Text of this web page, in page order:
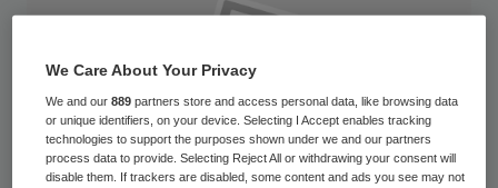
We Care About Your Privacy
We and our889 partners store and access personal data, like browsing data
or unique identifiers, on your device. Selecting I Accept enables tracking
technologies to support the purposes shown under we and our partners
process data to provide. Selecting Reject All or withdrawing your consent will
disable them. If trackers are disabled, some content and ads you see may not